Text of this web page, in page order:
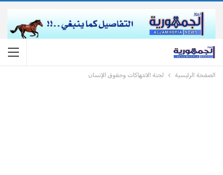
الصفحة الرئيسية لجنة الانتهاكات وحقوق الإنسان